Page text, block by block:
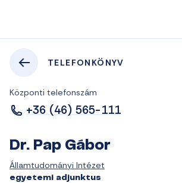
TELEFONKÖNYV
Központi telefonszám
+36 (46) 565-111
Dr. Pap Gábor
Államtudományi Intézet
egyetemi adjunktus